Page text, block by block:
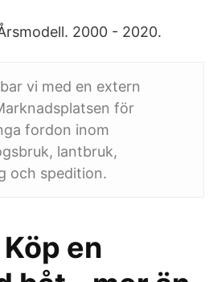
2000 - 2020.
vi med en extern
för
fordon inom
lantbruk,
och spedition.
en